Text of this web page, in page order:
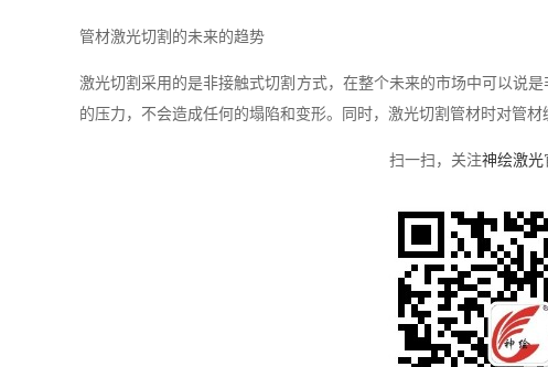
管材激光切割的未来的趋势
激光切割采用的是非接触式切割方式，在整个未来的市场中可以说
的压力，不会造成任何的塌陷和变形。同时，激光切割管材时对管材
扫一扫，关注神绘激光